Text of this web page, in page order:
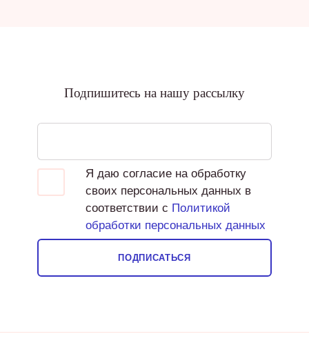
Подпишитесь на нашу рассылку
Я даю согласие на обработку
своих персональных данных в
соответствии с Политикой
обработки персональных данных
ПОДПИСАТЬСЯ